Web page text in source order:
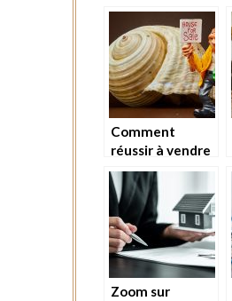
de la création
d’une SCI
Comment
réussir à vendre
rapidement son
bien immobilier?
Zoom sur